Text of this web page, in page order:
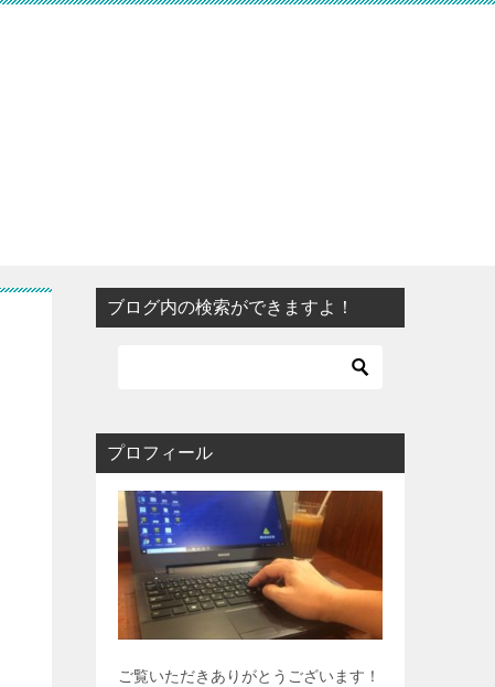
ブログ内の検索ができますよ！
プロフィール
ご覧いただきありがとうございます！